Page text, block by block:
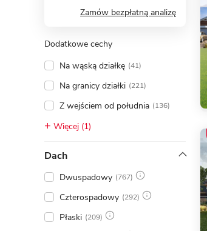
Zamów bezpłatną analizę
Dodatkowe cechy
Na wąską działkę (41)
Na granicy działki (221)
Z wejściem od południa (136)
Więcej (1)
Dach
Dwuspadowy (767)
Czterospadowy (292)
Płaski (209)